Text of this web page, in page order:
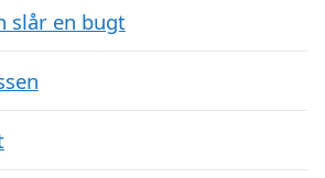
slår en bugt